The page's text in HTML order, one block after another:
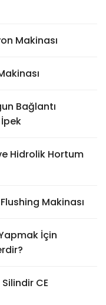
Makinası
Bağlantı
Hidrolik Hortum
Makinası
İçin
CE